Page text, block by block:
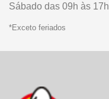
Sábado das 09h às 17h
*Exceto feriados